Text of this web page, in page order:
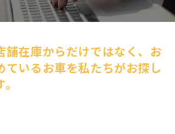
在庫からだけではなく、 お
ているお車を私たちがお探し